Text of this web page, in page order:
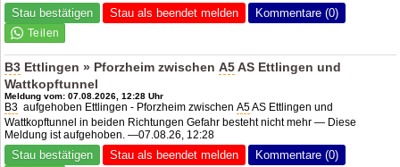
Stau bestätigen Stau als beendet melden Kommentare (0)
B3 Ettlingen » Pforzheim zwischenA5AS Ettlingen und
Wattkopftunnel
Meldung vom: 07.08.2026, 12:28 Uhr
B3 aufgehoben Ettlingen - Pforzheim zwischenA5AS Ettlingen und
Wattkopftunnel in beiden Richtungen Gefahr besteht nicht mehr — Diese
Meldung ist aufgehoben. —07.08.26, 12:28
Stau bestätigen Stau als beendet melden Kommentare (0)